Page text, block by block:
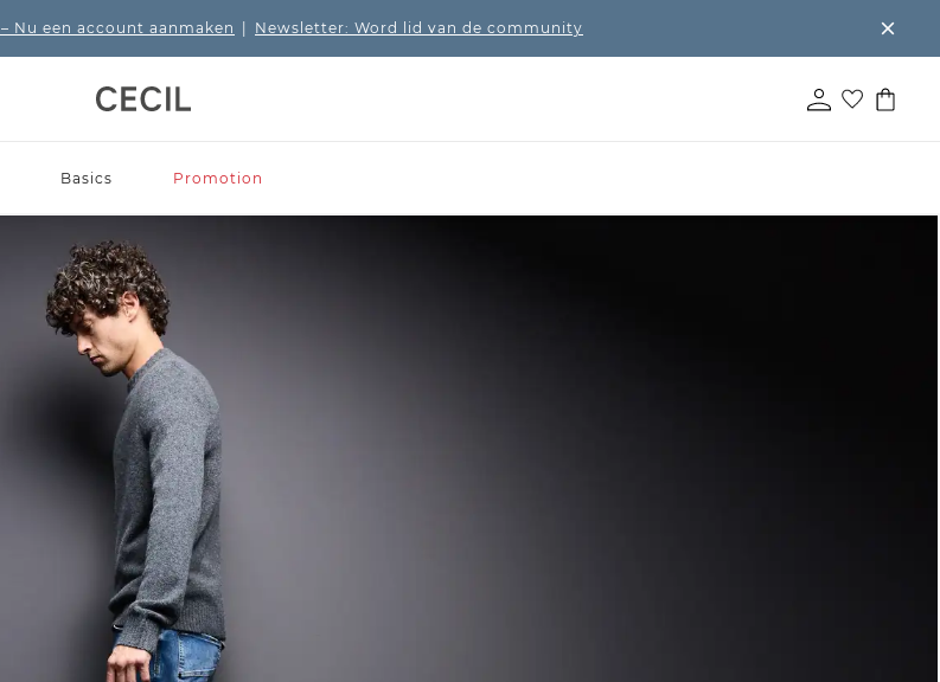
– Nu een account aanmaken Newsletter: Word lid van de community
Basics Promotion